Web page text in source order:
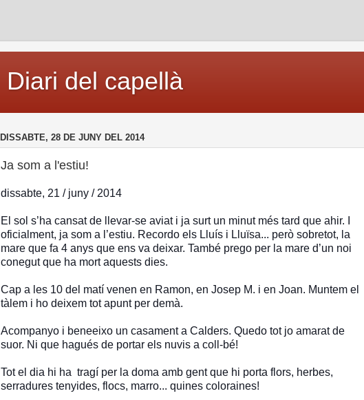
Diari del capellà
DISSABTE, 28 DE JUNY DEL 2014
Ja som a l'estiu!
dissabte, 21 / juny / 2014
El sol s’ha cansat de llevar-se aviat i ja surt un minut més tard que ahir. I
oficialment, ja som a l’estiu. Recordo els Lluís i Lluïsa... però sobretot, la
mare que fa 4 anys que ens va deixar. També prego per la mare d’un noi
conegut que ha mort aquests dies.
Cap a les 10 del matí venen en Ramon, en Josep M. i en Joan. Muntem el
tàlem i ho deixem tot apunt per demà.
Acompanyo i beneeixo un casament a Calders. Quedo tot jo amarat de
suor. Ni que hagués de portar els nuvis a coll-bé!
Tot el dia hi ha tragí per la doma amb gent que hi porta flors, herbes,
serradures tenyides, flocs, marro... quines coloraines!